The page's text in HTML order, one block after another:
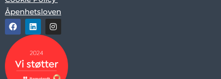
Åpenhetsloven